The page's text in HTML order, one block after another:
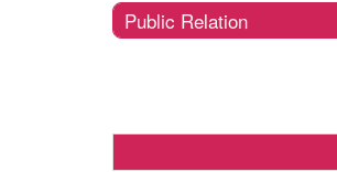
Public Relation